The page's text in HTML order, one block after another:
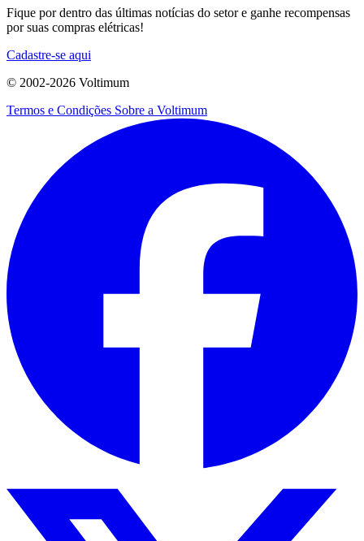
Fique por dentro das últimas notícias do setor e ganhe recompensas
por suas compras elétricas!
Cadastre-se aqui
© 2002-2026 Voltimum
Termos e Condições Sobre a Voltimum